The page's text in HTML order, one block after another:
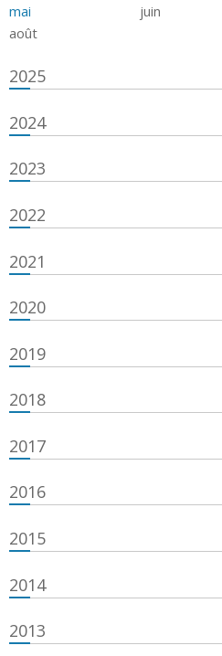
mai
juin
août
2025
2024
2023
2022
2021
2020
2019
2018
2017
2016
2015
2014
2013